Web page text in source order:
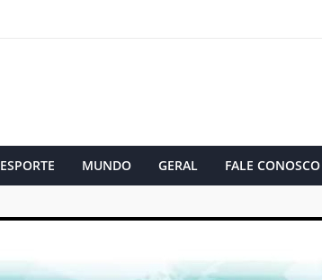
ESPORTE MUNDO GERAL FALE CONOSCO